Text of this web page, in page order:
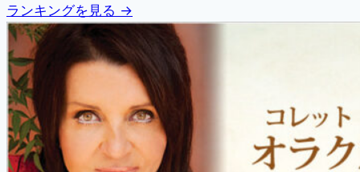
ランキングを見る →